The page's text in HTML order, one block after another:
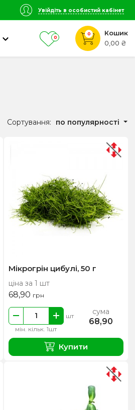
Увійдіть в особистий кабінет
0
0
Кошик
0,00 ₴
Сортування: по популярності
Мікрогрін цибулі, 50 г
ціна за 1 шт
68,90 грн
мін. кільк. 1шт
шт сума
68,90
Купити